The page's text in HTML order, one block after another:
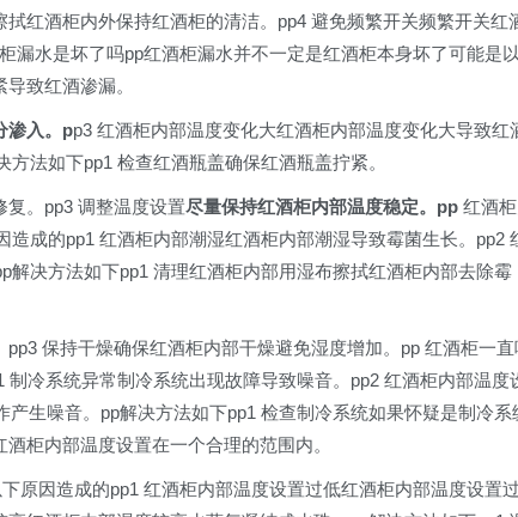
红酒柜内外保持红酒柜的清洁。pp4 避免频繁开关频繁开关红
漏水是坏了吗pp红酒柜漏水并不一定是红酒柜本身坏了可能是
致红酒渗漏。
渗入。pp3 红酒柜内部温度变化大红酒柜内部温度变化大导致红
法如下pp1 检查红酒瓶盖确保红酒瓶盖拧紧。
。pp3 调整温度设置尽量保持红酒柜内部温度稳定。pp 红酒
成的pp1 红酒柜内部潮湿红酒柜内部潮湿导致霉菌生长。pp2
决方法如下pp1 清理红酒柜内部用湿布擦拭红酒柜内部去除霉
保持干燥确保红酒柜内部干燥避免湿度增加。pp 红酒柜一直
冷系统异常制冷系统出现故障导致噪音。pp2 红酒柜内部温度
产生噪音。pp解决方法如下pp1 检查制冷系统如果怀疑是制冷系
柜内部温度设置在一个合理的范围内。
原因造成的pp1 红酒柜内部温度设置过低红酒柜内部温度设置